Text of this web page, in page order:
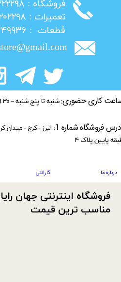
​فروشگاه : ۰۲۶۳۲۲۲۲۲۹۸
​تعمیرات : ۰۲۶۳۲۲۰۲۲۹۸
​قطعات : ۰۲۱۳۶۳۴۹۹۳۶
فروشگاه اینترنتی جهان
مناسب ترین قیمت​​​​​​​
کاری حضوری: شنبه تا پنج شنبه – ۹:۳۰ صبح الی ۲۱:۰۰
درباره ما گارانتی
فروشگاه شماره 1:
البرز - کرج - میدان
پایین پلاک ۴